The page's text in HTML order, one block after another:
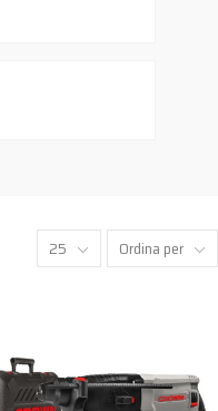
25 Ordina per